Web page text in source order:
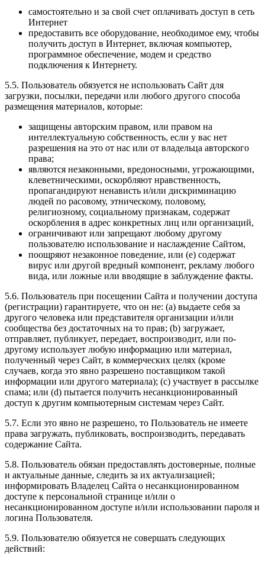
самостоятельно и за свой счет оплачивать доступ в сеть
Интернет
предоставить все оборудование, необходимое ему, чтобы
получить доступ в Интернет, включая компьютер,
программное обеспечение, модем и средство
подключения к Интернету.
5.5. Пользователь обязуется не использовать Сайт для
загрузки, посылки, передачи или любого другого способа
размещения материалов, которые:
защищены авторским правом, или правом на
интеллектуальную собственность, если у вас нет
разрешения на это от нас или от владельца авторского
права;
являются незаконными, вредоносными, угрожающими,
клеветническими, оскорбляют нравственность,
пропагандируют ненависть и/или дискриминацию
людей по расовому, этническому, половому,
религиозному, социальному признакам, содержат
оскорбления в адрес конкретных лиц или организаций,
ограничивают или запрещают любому другому
пользователю использование и наслаждение Сайтом,
поощряют незаконное поведение, или (e) содержат
вирус или другой вредный компонент, рекламу любого
вида, или ложные или вводящие в заблуждение факты.
5.6. Пользователь при посещении Сайта и получении доступа
(регистрации) гарантируете, что он не: (a) выдаете себя за
другого человека или представителя организации и/или
сообщества без достаточных на то прав; (b) загружает,
отправляет, публикует, передает, воспроизводит, или по-
другому использует любую информацию или материал,
полученный через Сайт, в коммерческих целях (кроме
случаев, когда это явно разрешено поставщиком такой
информации или другого материала); (c) участвует в рассылке
спама; или (d) пытается получить несанкционированный
доступ к другим компьютерным системам через Сайт.
5.7. Если это явно не разрешено, то Пользователь не имеете
права загружать, публиковать, воспроизводить, передавать
содержание Сайта.
5.8. Пользователь обязан предоставлять достоверные, полные
и актуальные данные, следить за их актуализацией;
информировать Владелец Сайта о несанкционированном
доступе к персональной странице и/или о
несанкционированном доступе и/или использовании пароля и
логина Пользователя.
5.9. Пользователю обязуется не совершать следующих
действий: